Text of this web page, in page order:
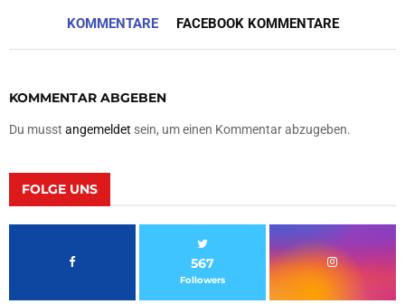
KOMMENTARE FACEBOOK KOMMENTARE
KOMMENTAR ABGEBEN
Du musst angemeldet sein, um einen Kommentar abzugeben.
FOLGE UNS
567
Followers